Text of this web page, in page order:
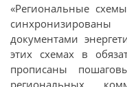
«Региональные
документами
этих схемах в
прописаны
региональных